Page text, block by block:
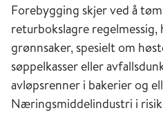
Forebygging skjer ved å
returbokslagre
grønnsaker, spesielt om
søppelkasser eller
avløpsrenner i bakerier og
Næringsmiddelindustri i